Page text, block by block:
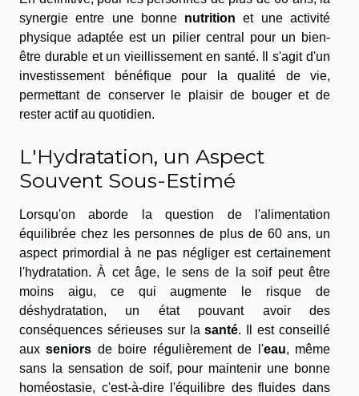
synergie entre une bonne nutrition et une activité
physique adaptée est un pilier central pour un bien-
être durable et un vieillissement en santé. Il s'agit d'un
investissement bénéfique pour la qualité de vie,
permettant de conserver le plaisir de bouger et de
rester actif au quotidien.
L'Hydratation, un Aspect
Souvent Sous-Estimé
Lorsqu'on aborde la question de l'alimentation
équilibrée chez les personnes de plus de 60 ans, un
aspect primordial à ne pas négliger est certainement
l'hydratation. À cet âge, le sens de la soif peut être
moins aigu, ce qui augmente le risque de
déshydratation, un état pouvant avoir des
conséquences sérieuses sur lasanté. Il est conseillé
auxseniors de boire régulièrement de l'eau, même
sans la sensation de soif, pour maintenir une bonne
homéostasie, c'est-à-dire l'équilibre des fluides dans